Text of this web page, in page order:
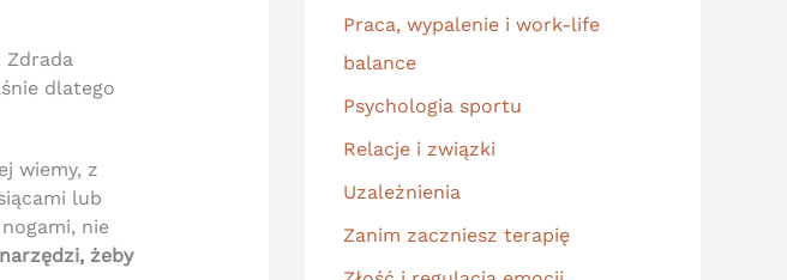
Zdrada
dlatego
wiemy, z
lub
nie
żeby
Praca, wypalenie i work-life
balance
Psychologia sportu
Relacje i związki
Uzależnienia
Zanim zaczniesz terapię